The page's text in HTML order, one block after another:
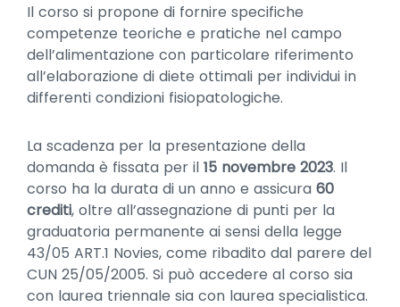
Il corso si propone di fornire specifiche
competenze teoriche e pratiche nel campo
dell’alimentazione con particolare riferimento
all’elaborazione di diete ottimali per individui in
differenti condizioni fisiopatologiche.
La scadenza per la presentazione della
domanda è fissata per il 15 novembre 2023. Il
corso ha la durata di un anno e assicura 60
crediti, oltre all’assegnazione di punti per la
graduatoria permanente ai sensi della legge
43/05 ART.1 Novies, come ribadito dal parere del
CUN 25/05/2005. Si può accedere al corso sia
con laurea triennale sia con laurea specialistica.